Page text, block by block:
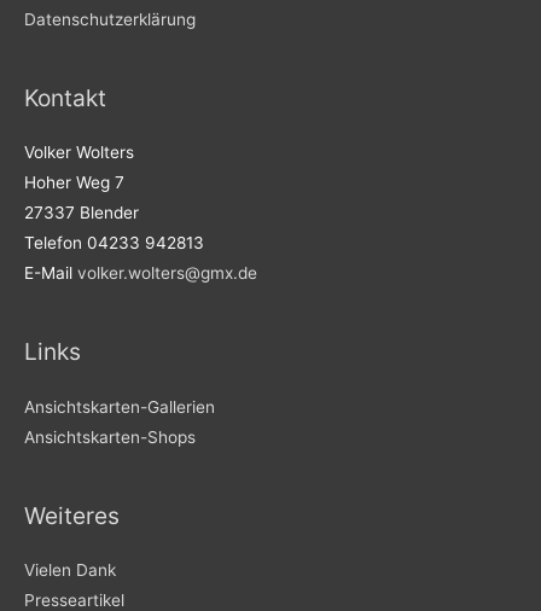
Datenschutzerklärung
Kontakt
Volker Wolters
Hoher Weg 7
27337 Blender
Telefon 04233 942813
E-Mail volker.wolters@gmx.de
Links
Ansichtskarten-Gallerien
Ansichtskarten-Shops
Weiteres
Vielen Dank
Presseartikel